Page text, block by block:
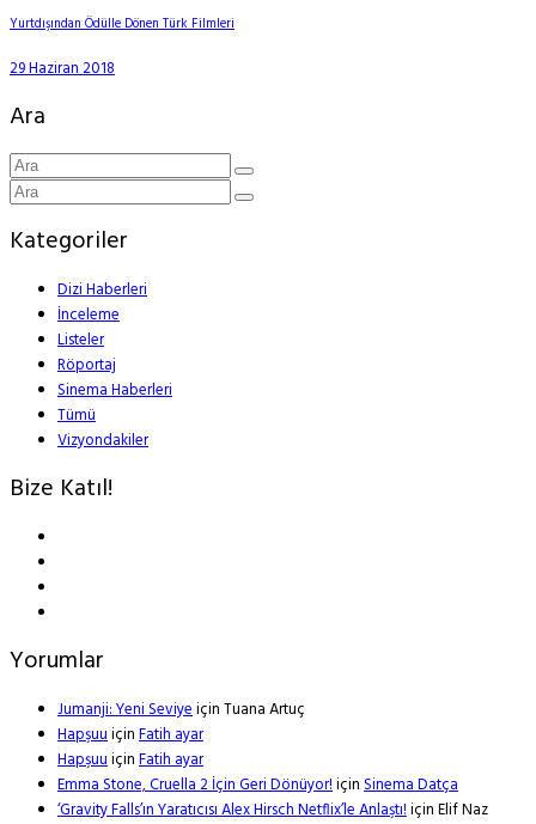
Yurtdışından Ödülle Dönen Türk Filmleri
29 Haziran 2018
Ara
Kategoriler
Dizi Haberleri
İnceleme
Listeler
Röportaj
Sinema Haberleri
Tümü
Vizyondakiler
Bize Katıl!
Yorumlar
Jumanji: Yeni SeviyeiçinTuana Artuç
HapşuuiçinFatih ayar
HapşuuiçinFatih ayar
Emma Stone, Cruella 2 İçin Geri Dönüyor!içinSinema Datça
‘Gravity Falls’ın Yaratıcısı Alex Hirsch Netflix’le Anlaştı!içinElif Naz